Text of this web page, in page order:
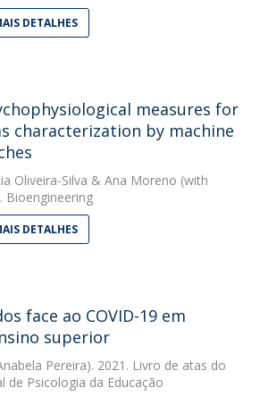
DETALHES
measures for
characterization by machine
Oliveira-Silva & Ana Moreno (with
Bioengineering
DETALHES
face ao COVID-19 em
superior
Pereira). 2021. Livro de atas do
de Psicologia da Educação